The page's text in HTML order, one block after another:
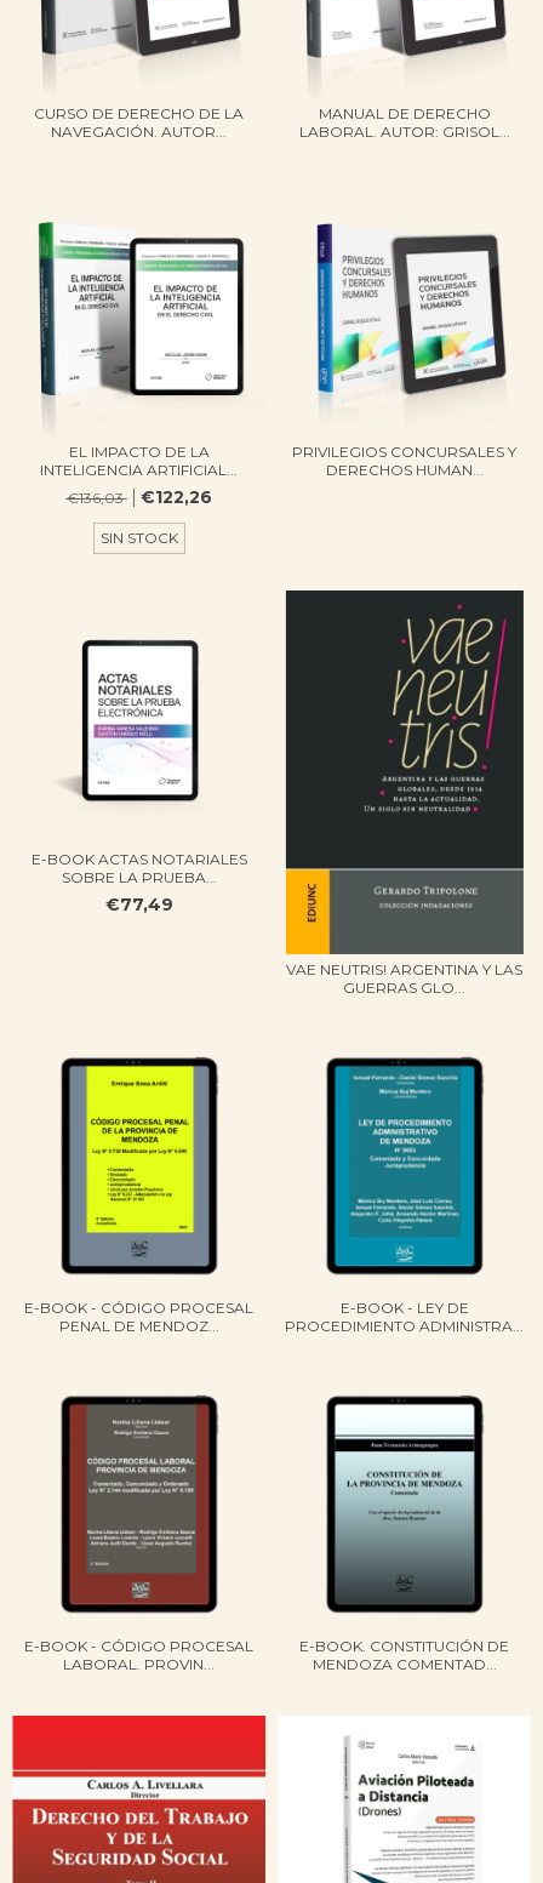
CURSO DE DERECHO DE LA
NAVEGACIÓN. AUTOR...
MANUAL DE DERECHO
LABORAL. AUTOR: GRISOL...
EL IMPACTO DE LA
INTELIGENCIA ARTIFICIAL...
€136,03
€122,26
SIN STOCK
PRIVILEGIOS CONCURSALES Y
DERECHOS HUMAN...
E-BOOK ACTAS NOTARIALES
SOBRE LA PRUEBA...
€77,49
VAE NEUTRIS! ARGENTINA Y LAS
GUERRAS GLO...
E-BOOK - CÓDIGO PROCESAL
PENAL DE MENDOZ...
E-BOOK - LEY DE
PROCEDIMIENTO ADMINISTRA...
E-BOOK - CÓDIGO PROCESAL
LABORAL. PROVIN...
E-BOOK. CONSTITUCIÓN DE
MENDOZA COMENTAD...